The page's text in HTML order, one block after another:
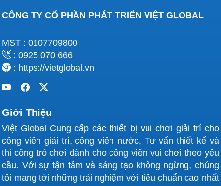
CÔNG TY CỔ PHẦN PHÁT TRIỂN VIỆT GLOBAL
MST : 0107709800
: 0925 070 666
: https://vietglobal.vn
Giới Thiệu
Việt Global Cung cấp các thiết bị vui chơi giải trí cho
công viên giải trí, công viên nước, Tư vấn thiết kế và
thi công trò chơi dành cho công viên vui chơi theo yêu
cầu. Với sự tận tâm và sáng tạo không ngừng, chúng
tôi mang tới những trải nghiệm với tiêu chuẩn cao nhất